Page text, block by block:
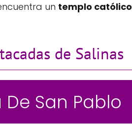
un templo católico
de Salinas
De San Pablo